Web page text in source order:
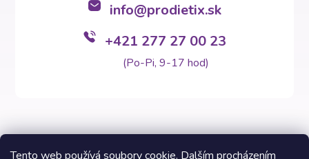
Tento web používá soubory cookie. Dalším procházením
info@prodietix.sk
+421 277 27 00 23
(Po-Pi, 9-17 hod)